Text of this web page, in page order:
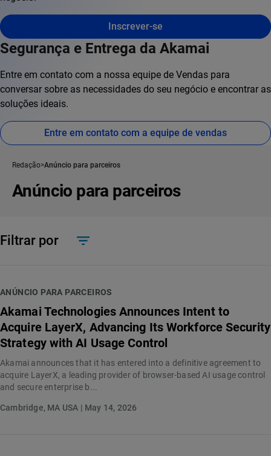
Inscrever-se
Segurança e Entrega da Akamai
Entre em contato com a nossa equipe de Vendas para
conversar sobre as necessidades do seu negócio e encontrar as
soluções ideais.
Entre em contato com a equipe de vendas
Redação Anúncio para parceiros
Anúncio para parceiros
Filtrar por
ANÚNCIO PARA PARCEIROS
Akamai Technologies Announces Intent to
Acquire LayerX, Advancing Its Workforce Security
Strategy with AI Usage Control
Akamai announces that it has entered into a definitive agreement to
acquire LayerX, a leading provider of browser-based AI usage control
and secure enterprise b...
Cambridge, MA USA | May 14, 2026